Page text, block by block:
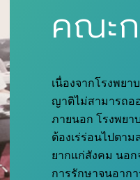
คณะ
เนื่องจากโรงพยา
ญาติไม่สามารถอ
ภายนอก โรงพยา
ต้องเร่ร่อนไปตา
ยากแก่สังคม นอก
การรักษาจนอาก